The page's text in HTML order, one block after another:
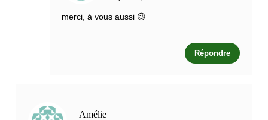
merci, à vous aussi 😉
Répondre
Amélie